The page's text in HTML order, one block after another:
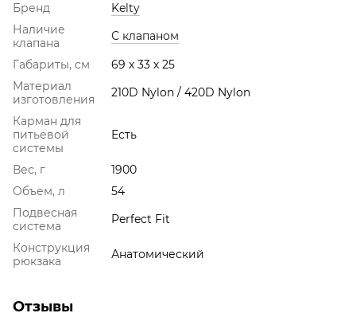
Бренд
Kelty
Наличие
клапана
С клапаном
Габариты, см
69 х 33 х 25
Материал
изготовления
210D Nylon / 420D Nylon
Карман для
питьевой
системы
Есть
Вес, г
1900
Объем, л
54
Подвесная
система
Perfect Fit
Конструкция
рюкзака
Анатомический
Отзывы